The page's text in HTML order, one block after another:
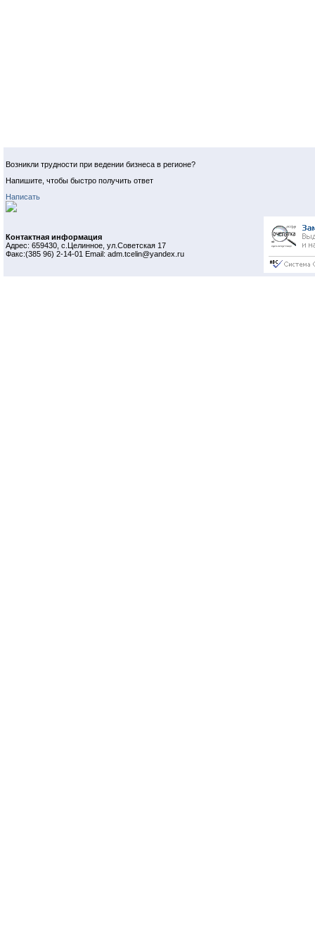
Возникли трудности при ведении бизнеса в регионе?
Напишите, чтобы быстро получить ответ
Написать
Контактная информация
Адрес: 659430, с.Целинное, ул.Советская 17
Факс:(385 96) 2-14-01 Email: adm.tcelin@yandex.ru